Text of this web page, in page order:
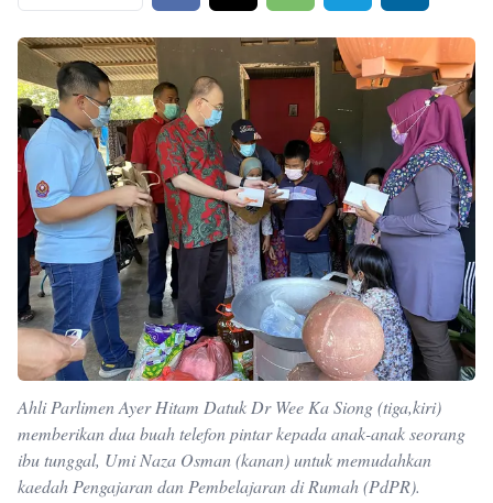
Ahli Parlimen Ayer Hitam Datuk Dr Wee Ka Siong (tiga,kiri)
memberikan dua buah telefon pintar kepada anak-anak seorang
ibu tunggal, Umi Naza Osman (kanan) untuk memudahkan
kaedah Pengajaran dan Pembelajaran di Rumah (PdPR).